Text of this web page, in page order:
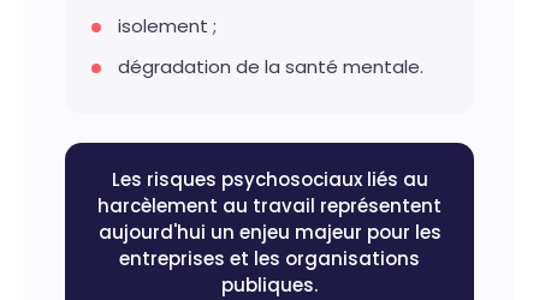
isolement ;
dégradation de la santé mentale.
Les risques psychosociaux liés au
harcèlement au travail représentent
aujourd'hui un enjeu majeur pour les
entreprises et les organisations
publiques.